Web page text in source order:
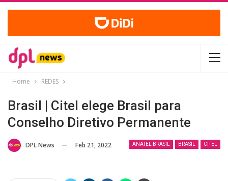
Home REDES
Brasil | Citel elege Brasil para
Conselho Diretivo Permanente
ANATEL BRASIL BRASIL CITEL
DPL News Feb 21, 2022